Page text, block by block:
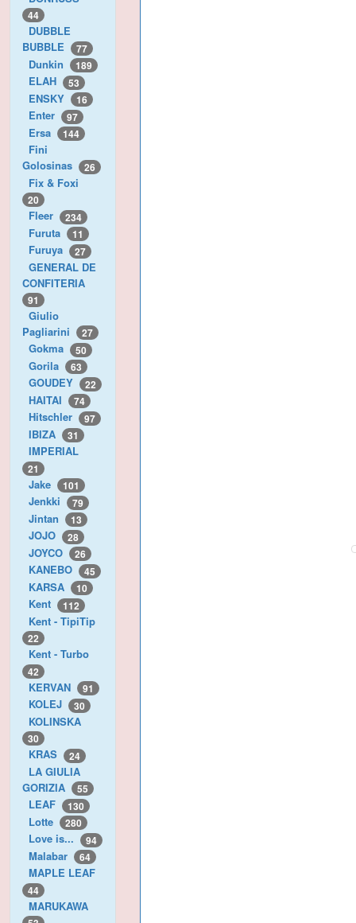
44
DUBBLE
BUBBLE
77
Dunkin 189
ELAH 53
ENSKY 16
Enter 97
Ersa 144
Fini
Golosinas
26
Fix & Foxi
20
Fleer 234
Furuta 11
Furuya 27
GENERAL DE
CONFITERIA
91
Giulio
Pagliarini
27
Gokma 50
Gorila 63
GOUDEY 22
HAITAI 74
Hitschler 97
IBIZA 31
IMPERIAL
21
Jake 101
Jenkki 79
Jintan 13
JOJO 28
JOYCO 26
KANEBO 45
KARSA 10
Kent 112
Kent - TipiTip
22
Kent - Turbo
42
KERVAN 91
KOLEJ 30
KOLINSKA
30
KRAS 24
LA GIULIA
GORIZIA
55
LEAF 130
Lotte 280
Love is... 94
Malabar 64
MAPLE LEAF
44
MARUKAWA